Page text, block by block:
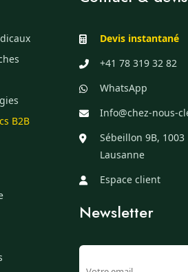
B2B
Devis instantané
+41 78 319 32 82
WhatsApp
Info@chez-nous-
Sébeillon 9B, 1003
Lausanne
Espace client
Newsletter